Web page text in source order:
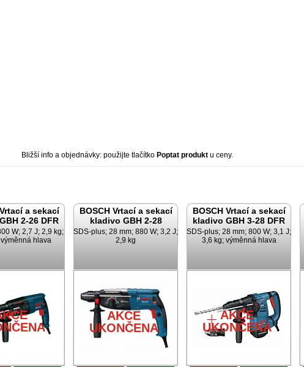
Bližší info a objednávky: použijte tlačítko Poptat produktu ceny.
a sekací
2-26 DFR
W; 2,7 J; 2,9 kg;
hlava
BOSCH Vrtací a sekací
kladivo GBH 2-28
SDS-plus; 28 mm; 880 W; 3,2 J;
2,9 kg
AKCE
UKONČENA
BOSCH Vrtací a sekací
kladivo GBH 3-28 DFR
SDS-plus; 28 mm; 800 W; 3,1 J;
3,6 kg; výměnná hlava
AKCE
UKONČENA